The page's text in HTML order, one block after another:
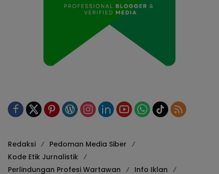
Redaksi
Pedoman Media Siber
Kode Etik Jurnalistik
Perlindungan Profesi Wartawan
Info Iklan